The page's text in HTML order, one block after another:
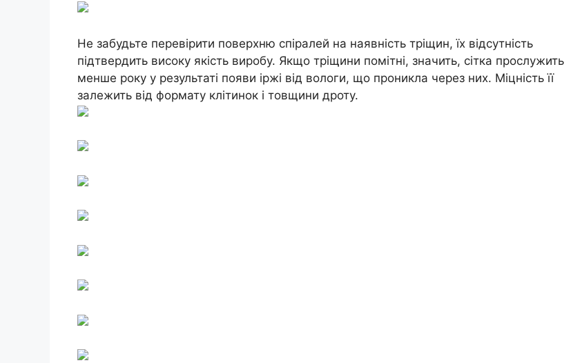
Не забудьте перевірити поверхню спіралей на наявність тріщин, їх відсутність
підтвердить високу якість виробу. Якщо тріщини помітні, значить, сітка прослужить
менше року у результаті появи іржі від вологи, що проникла через них. Міцність її
залежить від формату клітинок і товщини дроту.